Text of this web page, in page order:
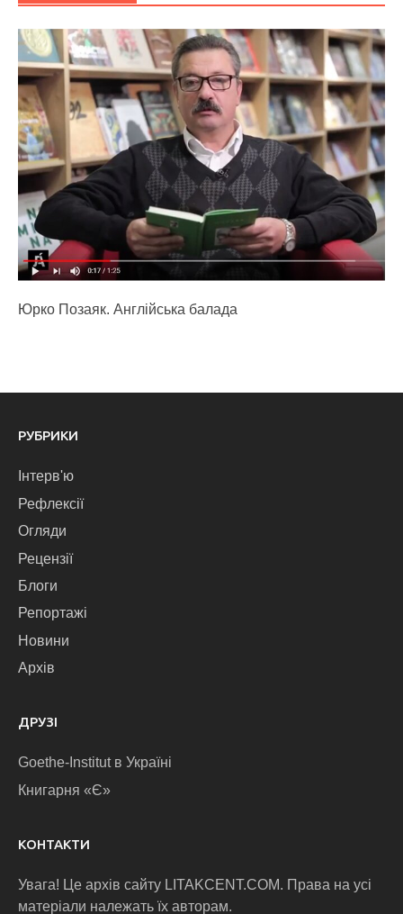
Юрко Позаяк. Англійська балада
РУБРИКИ
Інтерв'ю
Рефлексії
Огляди
Рецензії
Блоги
Репортажі
Новини
Архів
ДРУЗІ
Goethe-Institut в Україні
Книгарня «Є»
КОНТАКТИ
Увага! Це архів сайту LITAKCENT.COM. Права на усі
матеріали належать їх авторам.